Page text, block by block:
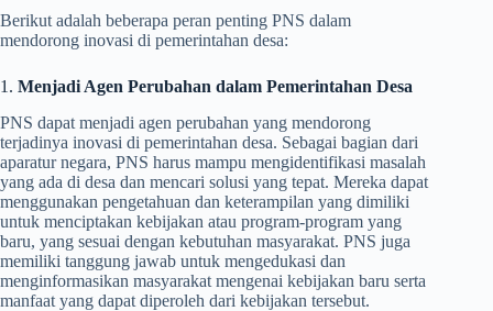
Berikut adalah beberapa peran penting PNS dalam
mendorong inovasi di pemerintahan desa:
1. Menjadi Agen Perubahan dalam Pemerintahan Desa
PNS dapat menjadi agen perubahan yang mendorong
terjadinya inovasi di pemerintahan desa. Sebagai bagian dari
aparatur negara, PNS harus mampu mengidentifikasi masalah
yang ada di desa dan mencari solusi yang tepat. Mereka dapat
menggunakan pengetahuan dan keterampilan yang dimiliki
untuk menciptakan kebijakan atau program-program yang
baru, yang sesuai dengan kebutuhan masyarakat. PNS juga
memiliki tanggung jawab untuk mengedukasi dan
menginformasikan masyarakat mengenai kebijakan baru serta
manfaat yang dapat diperoleh dari kebijakan tersebut.